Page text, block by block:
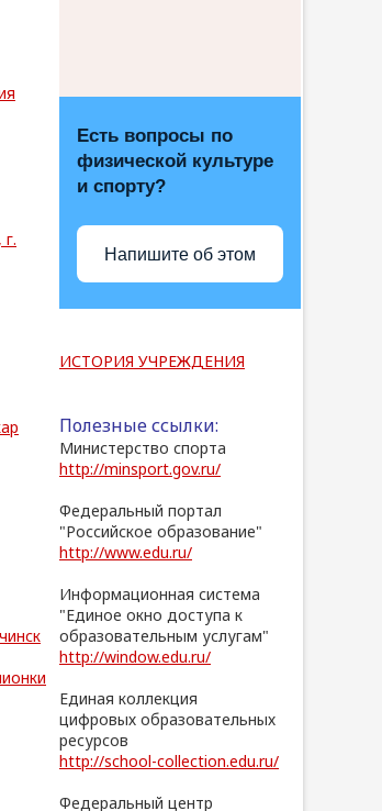
Есть вопросы по
физической культуре
и спорту?
Напишите об этом
ИСТОРИЯ УЧРЕЖДЕНИЯ
Полезные ссылки:
Министерство спорта
http://minsport.gov.ru/
Федеральный портал
"Российское образование"
http://www.edu.ru/
Информационная система
"Единое окно доступа к
образовательным услугам"
http://window.edu.ru/
Единая коллекция
цифровых образовательных
ресурсов
http://school-collection.edu.ru/
Федеральный центр